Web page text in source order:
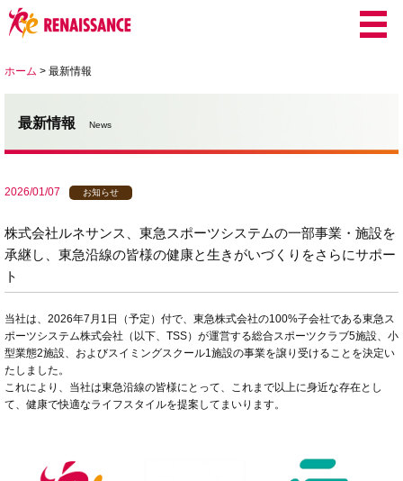
ホーム > 最新情報
最新情報 News
2026/01/07 お知らせ
株式会社ルネサンス、東急スポーツシステムの一部事業・施設を
承継し、東急沿線の皆様の健康と生きがいづくりをさらにサポー
ト
当社は、2026年7月1日（予定）付で、東急株式会社の100%子会社である東急ス
ポーツシステム株式会社（以下、TSS）が運営する総合スポーツクラブ5施設、小
型業態2施設、およびスイミングスクール1施設の事業を譲り受けることを決定い
たしました。
これにより、当社は東急沿線の皆様にとって、これまで以上に身近な存在とし
て、健康で快適なライフスタイルを提案してまいります。